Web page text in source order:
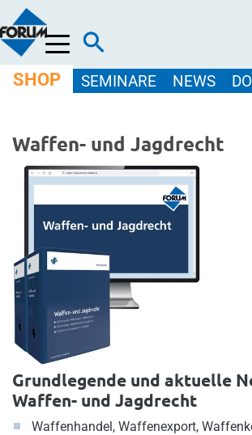
Menü
SHOP SEMINARE NEWS
Waffen- und Jagdrecht
Grundlegende und aktuelle
Waffen- und Jagdrecht
Waffenhandel, Waffenexport,